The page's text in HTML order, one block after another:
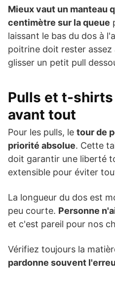
Mieux vaut un manteau
centimètre sur la queue
laissant le bas du dos à
poitrine doit rester
glisser un petit pull
Pulls et t-
avant tout
Pour les pulls, le tour de
priorité absolue. Cette
doit garantir une liberté
extensible pour éviter
La longueur du dos est
peu courte. Personne
et c'est pareil pour nos
Vérifiez toujours la
pardonne souvent